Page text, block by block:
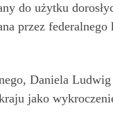
do użytku
przez
Daniela
jako